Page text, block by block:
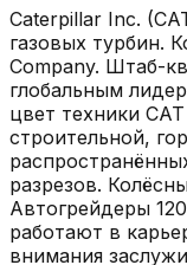
Caterpillar Inc.
газовых турбин.
Company. Штаб-
глобальным
цвет техники
строительной,
разрезов.
Автогрейдеры
работают в
внимания